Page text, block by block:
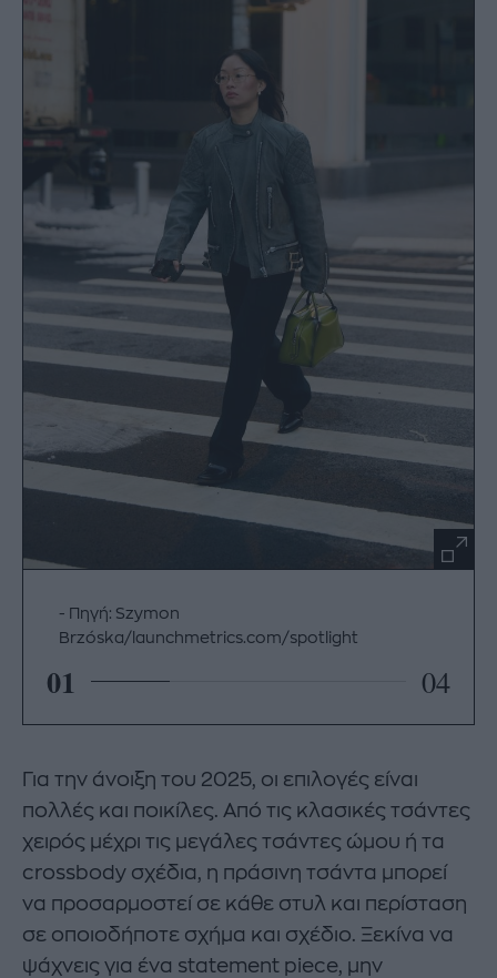
Πηγή: Szymon
Brzóska/launchmetrics.com/spotlight
01 04
Για την άνοιξη του 2025, οι επιλογές είναι
πολλές και ποικίλες. Από τις κλασικές τσάντες
χειρός μέχρι τις μεγάλες τσάντες ώμου ή τα
crossbody σχέδια, η πράσινη τσάντα μπορεί
να προσαρμοστεί σε κάθε στυλ και περίσταση
σε οποιοδήποτε σχήμα και σχέδιο. Ξεκίνα να
ψάχνεις για ένα statement piece, μην